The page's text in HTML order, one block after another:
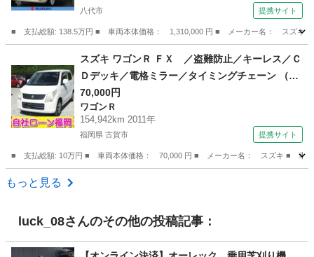
八代市 提携サイト
■ 支払総額: 138.5万円 ■ 車両本体価格： 1,310,000 円 ■ メーカー名： スズ
スズキ
スズキ ワゴンＲ ＦＸ ／盗難防止／キーレス／Ｃ
Ｄデッキ／電格ミラー／タイミングチェーン （検
10.6）
70,000円
ワゴンＲ
154,942km 2011年
福岡県 古賀市 提携サイト
■ 支払総額: 10万円 ■ 車両本体価格： 70,000 円 ■ メーカー名： スズキ ■ 車
福岡 古賀市
もっと見る
luck_08さんのその他の投稿記事：